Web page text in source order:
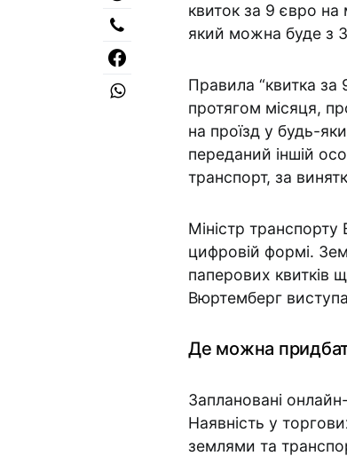
квиток за 9 євро
який можна буде з 3
Правила “квитка за
протягом місяця,
на проїзд у будь-
переданий іншій
транспорт, за
Міністр
цифровій формі.
паперових квитків
Вюртемберг
Де можна
Заплановані
Наявність у
землями та